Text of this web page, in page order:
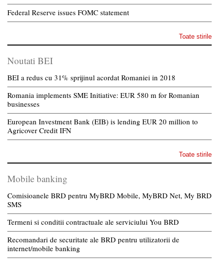
Federal Reserve issues FOMC statement
Toate stirile
Noutati BEI
BEI a redus cu 31% sprijinul acordat Romaniei in 2018
Romania implements SME Initiative: EUR 580 m for Romanian
businesses
European Investment Bank (EIB) is lending EUR 20 million to
Agricover Credit IFN
Toate stirile
Mobile banking
Comisioanele BRD pentru MyBRD Mobile, MyBRD Net, My BRD
SMS
Termeni si conditii contractuale ale serviciului You BRD
Recomandari de securitate ale BRD pentru utilizatorii de
internet/mobile banking